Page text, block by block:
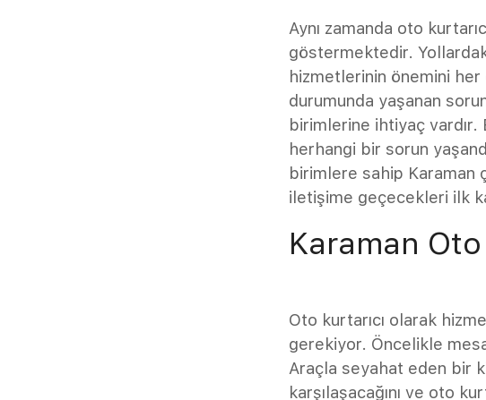
Aynı zamanda oto
göstermektedir. Yollardaki
hizmetlerinin önemini her
durumunda yaşanan
birimlerine ihtiyaç
herhangi bir sorun
birimlere sahip Karaman
iletişime geçecekleri ilk
Karaman Oto
Oto kurtarıcı olarak
gerekiyor. Öncelikle
Araçla seyahat eden bir
karşılaşacağını ve oto